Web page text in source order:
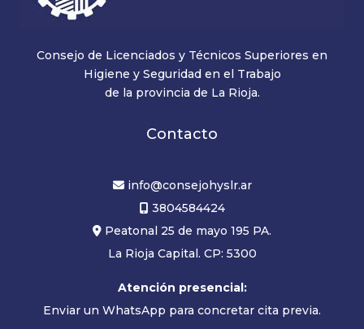
Consejo de Licenciados y Técnicos Superiores en
Higiene y Seguridad en el Trabajo
de la provincia de La Rioja.
Contacto
info@consejohyslr.ar
3804584424
Peatonal 25 de mayo 195 PA.
La Rioja Capital. CP: 5300
Atención presencial:
Enviar un WhatsApp para concretar cita previa.